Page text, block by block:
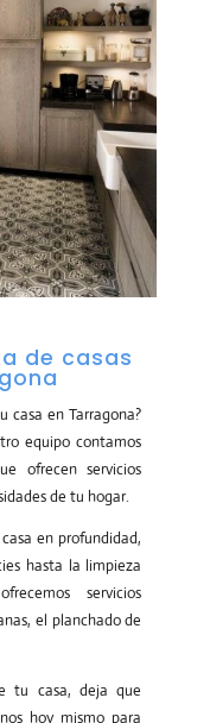
de casas
casa en Tarragona?
equipo contamos
ofrecen servicios
de tu hogar.
en profundidad,
hasta la limpieza
servicios
el planchado de
tu casa, deja que
hoy mismo para